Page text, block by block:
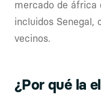
mercado de áfrica
incluidos Senegal,
vecinos.
¿Por qué la